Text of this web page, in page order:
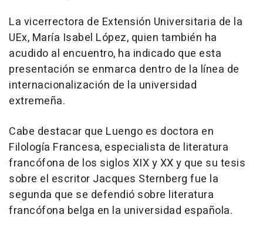
La vicerrectora de Extensión Universitaria de la
UEx, María Isabel López, quien también ha
acudido al encuentro, ha indicado que esta
presentación se enmarca dentro de la línea de
internacionalización de la universidad
extremeña.
Cabe destacar que Luengo es doctora en
Filología Francesa, especialista de literatura
francófona de los siglos XIX y XX y que su tesis
sobre el escritor Jacques Sternberg fue la
segunda que se defendió sobre literatura
francófona belga en la universidad española.